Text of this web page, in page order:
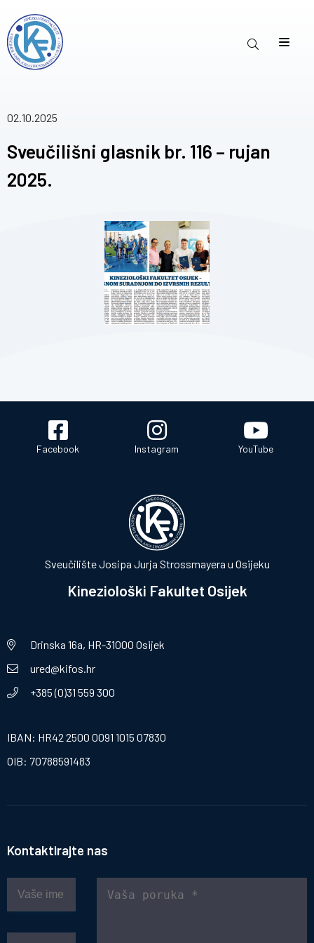
02.10.2025
Sveučilišni glasnik br. 116 – rujan
2025.
Facebook Instagram YouTube
Sveučilište Josipa Jurja Strossmayera u Osijeku
Kineziološki Fakultet Osijek
Drinska 16a, HR-31000 Osijek
ured@kifos.hr
+385 (0)31 559 300
IBAN: HR42 2500 0091 1015 07830
OIB: 70788591483
Kontaktirajte nas